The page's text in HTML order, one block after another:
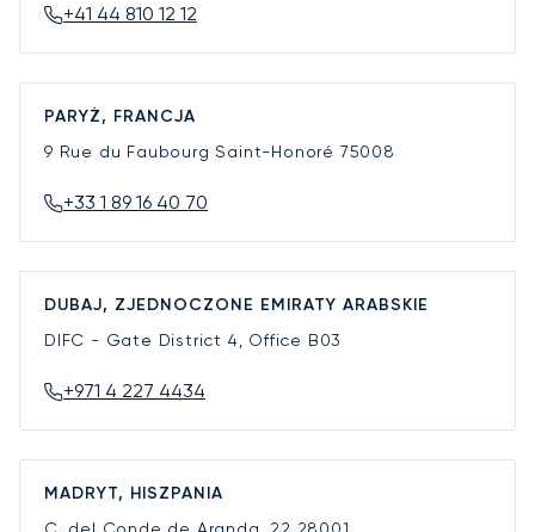
+41 44 810 12 12
PARYŻ, FRANCJA
9 Rue du Faubourg Saint-Honoré 75008
+33 1 89 16 40 70
DUBAJ, ZJEDNOCZONE EMIRATY ARABSKIE
DIFC - Gate District 4, Office B03
+971 4 227 4434
MADRYT, HISZPANIA
C. del Conde de Aranda, 22 28001